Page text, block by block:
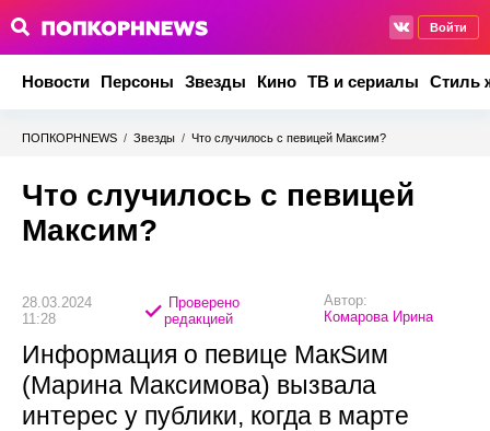
Войти
Новости Персоны Звезды Кино ТВ и сериалы Стиль
ПОПКОРНNEWS / Звезды / Что случилось с певицей Максим?
Что случилось с певицей
Максим?
28.03.2024
11:28
Проверено
редакцией
Автор:
Комарова Ирина
Информация о певице МакSим
(Марина Максимова) вызвала
интерес у публики, когда в марте